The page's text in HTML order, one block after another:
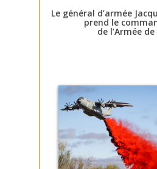
Le général d’armée
prend le
de l’Armée